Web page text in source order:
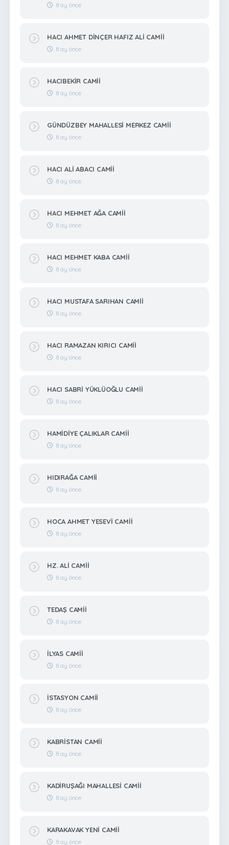
8 ay önce
HACI AHMET DİNÇER HAFIZ ALİ CAMİİ
8 ay önce
HACIBEKİR CAMİİ
8 ay önce
GÜNDÜZBEY MAHALLESİ MERKEZ CAMİİ
8 ay önce
HACI ALİ ABACI CAMİİ
8 ay önce
HACI MEHMET AĞA CAMİİ
8 ay önce
HACI MEHMET KABA CAMİİ
8 ay önce
HACI MUSTAFA SARIHAN CAMİİ
8 ay önce
HACI RAMAZAN KIRICI CAMİİ
8 ay önce
HACI SABRİ YÜKLÜOĞLU CAMİİ
8 ay önce
HAMİDİYE ÇALIKLAR CAMİİ
8 ay önce
HIDIRAĞA CAMİİ
8 ay önce
HOCA AHMET YESEVİ CAMİİ
8 ay önce
HZ. ALİ CAMİİ
8 ay önce
TEDAŞ CAMİİ
8 ay önce
İLYAS CAMİİ
8 ay önce
İSTASYON CAMİİ
8 ay önce
KABRİSTAN CAMİİ
8 ay önce
KADİRUŞAĞI MAHALLESİ CAMİİ
8 ay önce
KARAKAVAK YENİ CAMİİ
8 ay önce